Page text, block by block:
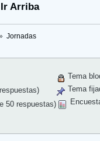
Ir Arriba
Jornadas
50 respuestas)
Tema
Tema